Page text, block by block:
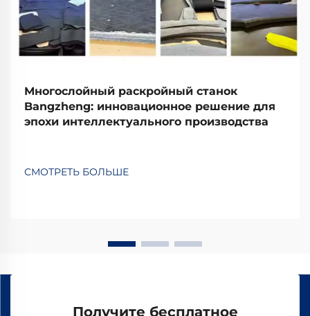
Многослойный раскройный станок
Bangzheng: инновационное решение для
эпохи интеллектуального производства
СМОТРЕТЬ БОЛЬШЕ
Получите бесплатное